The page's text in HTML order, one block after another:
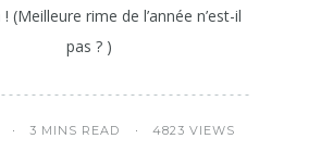
! (Meilleure rime de l’année n’est-il
pas ? )
3 MINS READ 4823 VIEWS